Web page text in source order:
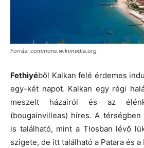
Forrás: commons.wikimedia.org
Fethiyéből Kalkan felé érdemes
egy-két napot. Kalkan egy régi
meszelt házairól és az
(bougainvilleas) híres. A
is található, mint a Tlosban lévő
szigete, de itt található a Patara és a